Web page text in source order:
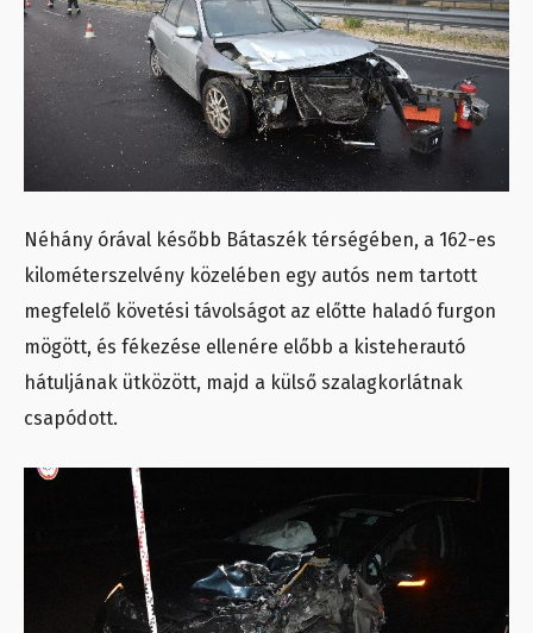
Néhány órával később Bátaszék térségében, a 162-es
kilométerszelvény közelében egy autós nem tartott
megfelelő követési távolságot az előtte haladó furgon
mögött, és fékezése ellenére előbb a kisteherautó
hátuljának ütközött, majd a külső szalagkorlátnak
csapódott.